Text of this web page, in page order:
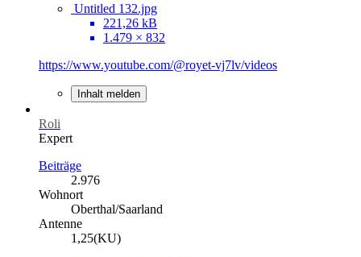
Untitled 132.jpg
221,26 kB
1.479 × 832
https://www.youtube.com/@royet-vj7lv/videos
Inhalt melden
Roli
Expert
Beiträge
2.976
Wohnort
Oberthal/Saarland
Antenne
1,25(KU)